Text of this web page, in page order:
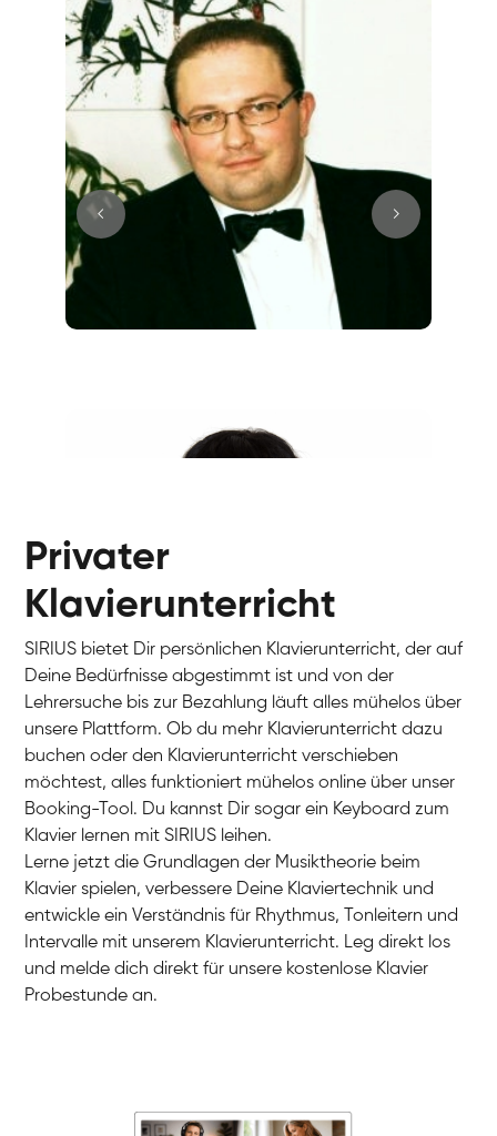
Charlotte
Klavier / Piano / Flügel
Privater
Klavierunterricht
SIRIUS bietet Dir persönlichen Klavierunterricht, der auf
Deine Bedürfnisse abgestimmt ist und von der
Lehrersuche bis zur Bezahlung läuft alles mühelos über
unsere Plattform. Ob du mehr Klavierunterricht dazu
buchen oder den Klavierunterricht verschieben
möchtest, alles funktioniert mühelos online über unser
Booking-Tool. Du kannst Dir sogar ein Keyboard zum
Klavier lernen mit SIRIUS leihen.
Lerne jetzt die Grundlagen der Musiktheorie beim
Klavier spielen, verbessere Deine Klaviertechnik und
entwickle ein Verständnis für Rhythmus, Tonleitern und
Intervalle mit unserem Klavierunterricht. Leg direkt los
und melde dich direkt für unsere kostenlose Klavier
Probestunde an.